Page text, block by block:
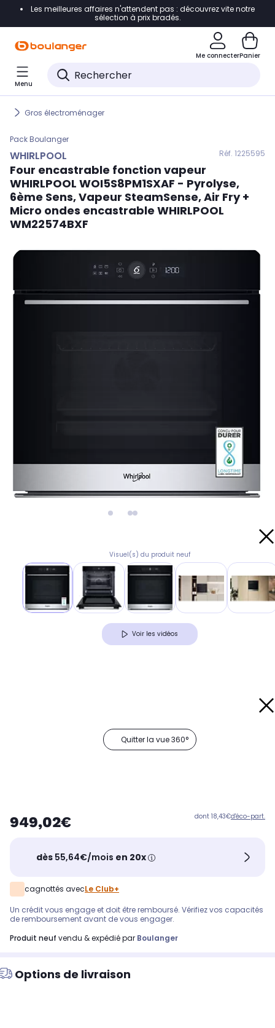
Accéder directement à la navigation
Accéder directement au pied de page
Accéder directement au chatbot
Les meilleures affaires n'attendent pas : découvrez vite notre
sélection à prix bradés.
Me connecterPanier
Menu
Gros électroménager
PackBoulanger
WHIRLPOOL Réf. 1225595
Four encastrable fonction vapeur
WHIRLPOOL WOI5S8PM1SXAF - Pyrolyse,
6ème Sens, Vapeur SteamSense, Air Fry +
Micro ondes encastrable WHIRLPOOL
WM22574BXF
Visuel(s) du produit neuf
Voir les vidéos
Quitter la vue 360°
949,02€ dont 18,43€d'éco-part.
dès 55,64€/mois en 20x
cagnottés avecLe Club+
Un crédit vous engage et doit être remboursé. Vérifiez vos capacités
de remboursement avant de vous engager.
produit neuf vendu & expédié par Boulanger
Options de livraison